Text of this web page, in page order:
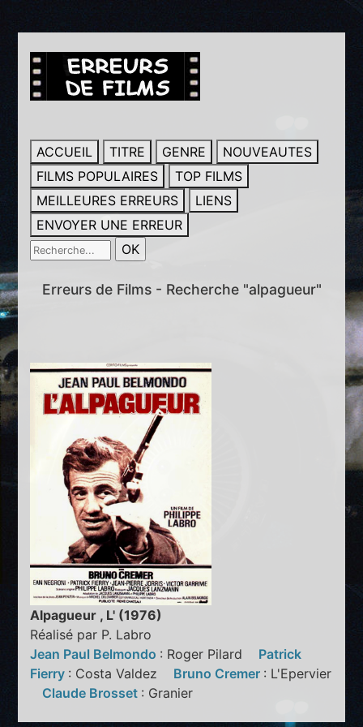
ACCUEIL TITRE GENRE
NOUVEAUTES
FILMS POPULAIRES
TOP FILMS
MEILLEURES ERREURS
LIENS
ENVOYER UNE ERREUR
Erreurs de Films - Recherche "alpagueur"
Alpagueur , L' (1976)
Réalisé par P. Labro
Jean Paul Belmondo : Roger Pilard Patrick
Fierry : Costa Valdez Bruno Cremer : L'Epervier
Claude Brosset : Granier